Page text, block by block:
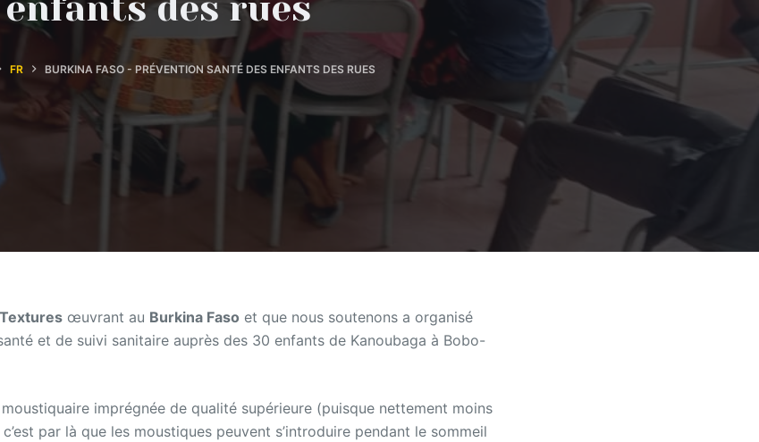
enfants des rues
FR BURKINA FASO - PRÉVENTION SANTÉ DES ENFANTS DES RUES
œuvrant au Burkina Faso et que nous soutenons a organisé
et de suivi sanitaire auprès des 30 enfants de Kanoubaga à Bobo-
imprégnée de qualité supérieure (puisque nettement moins
par là que les moustiques peuvent s’introduire pendant le sommeil